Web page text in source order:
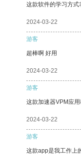
这款软件的学习方式
2024-03-22
游客
超棒啊 好用
2024-03-22
游客
这款加速器VPM应
2024-03-22
游客
这款app是我工作上